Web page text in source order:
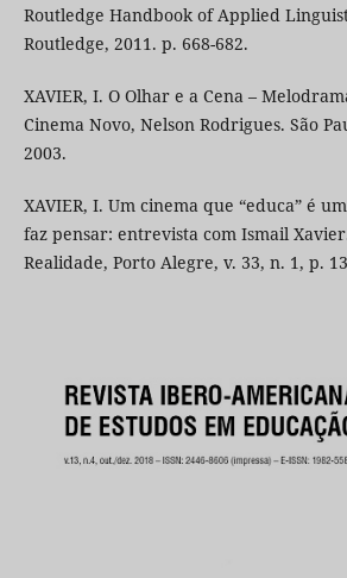
Routledge Handbook of Applied
Routledge, 2011. p. 668-682.
XAVIER, I. O Olhar e a Cena –
Cinema Novo, Nelson Rodrigues. São
2003.
XAVIER, I. Um cinema que “educa” é
faz pensar: entrevista com Ismail
Realidade, Porto Alegre, v. 33, n. 1, p.